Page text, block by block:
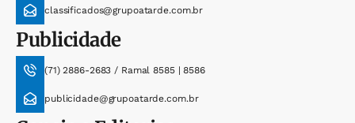
classificados@grupoatarde.com.br
Publicidade
(71) 2886-2683 / Ramal 8585 | 8586
publicidade@grupoatarde.com.br